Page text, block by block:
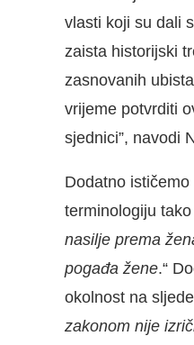
vlasti koji su dali
zaista historijski
zasnovanih
vrijeme potvrditi
sjednici”, navodi
Dodatno
terminologiju
nasilje prema
pogađa žene.“
okolnost na
zakonom nije